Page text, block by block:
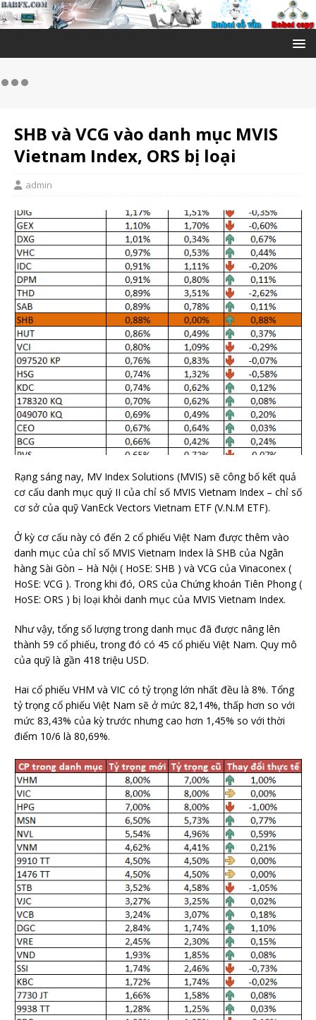
SHB và VCG vào danh mục MVIS
Vietnam Index, ORS bị loại
admin
Rạng sáng nay, MV Index Solutions (MVIS) sẽ công bố kết quả
cơ cấu danh mục quý II của chỉ số MVIS Vietnam Index – chỉ số
cơ sở của quỹ VanEck Vectors Vietnam ETF (V.N.M ETF).
Ở kỳ cơ cấu này có đến 2 cổ phiếu Việt Nam được thêm vào
danh mục của chỉ số MVIS Vietnam Index là SHB của Ngân
hàng Sài Gòn – Hà Nội ( HoSE: SHB ) và VCG của Vinaconex (
HoSE: VCG ). Trong khi đó, ORS của Chứng khoán Tiên Phong (
HoSE: ORS ) bị loại khỏi danh mục của MVIS Vietnam Index.
Như vậy, tổng số lượng trong danh mục đã được nâng lên
thành 59 cổ phiếu, trong đó có 45 cổ phiếu Việt Nam. Quy mô
của quỹ là gần 418 triệu USD.
Hai cổ phiếu VHM và VIC có tỷ trọng lớn nhất đều là 8%. Tổng
tỷ trọng cổ phiếu Việt Nam sẽ ở mức 82,14%, thấp hơn so với
mức 83,43% của kỳ trước nhưng cao hơn 1,45% so với thời
điểm 10/6 là 80,69%.